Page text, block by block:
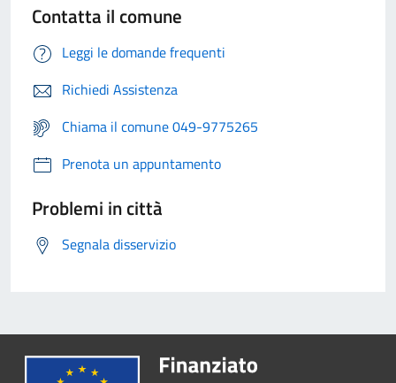
Contatta il comune
Leggi le domande frequenti
Richiedi Assistenza
Chiama il comune 049-9775265
Prenota un appuntamento
Problemi in città
Segnala disservizio